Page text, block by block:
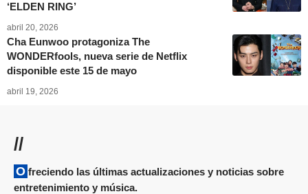
‘ELDEN RING’
abril 20, 2026
Cha Eunwoo protagoniza The
WONDERfools, nueva serie de Netflix
disponible este 15 de mayo
abril 19, 2026
//
Ofreciendo las últimas actualizaciones y noticias sobre
entretenimiento y música.